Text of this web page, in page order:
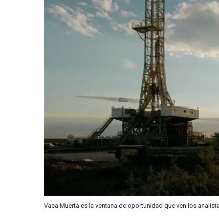
Vaca Muerta es la ventana de oportunidad que ven los